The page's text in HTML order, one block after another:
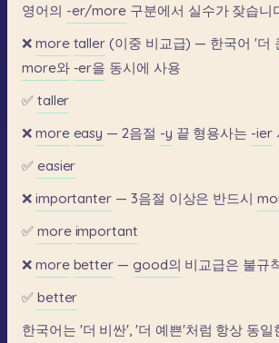
영어의 -er/more 구분에서 실수가 잦습니
❌ more taller (이중 비교급) — 한국어 '더
more와 -er을 동시에 사용
✅ taller
❌ more easy — 2음절 -y 끝 형용사는 -ier
✅ easier
❌ importanter — 3음절 이상은 반드시
✅ more important
❌ more better — good의 비교급은 불규
✅ better
한국어는 '더 비싼', '더 예쁜'처럼 항상 동일